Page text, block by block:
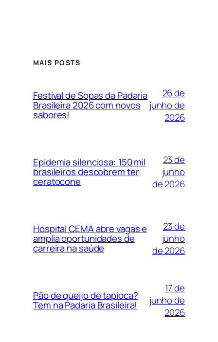
MAIS POSTS
Festival de Sopas da Padaria
Brasileira 2026 com novos
sabores!
26 de
junho de
2026
Epidemia silenciosa: 150 mil
brasileiros descobrem ter
ceratocone
23 de
junho
de 2026
Hospital CEMA abre vagas e
amplia oportunidades de
carreira na saúde
23 de
junho
de 2026
Pão de queijo de tapioca?
Tem na Padaria Brasileira!
17 de
junho de
2026